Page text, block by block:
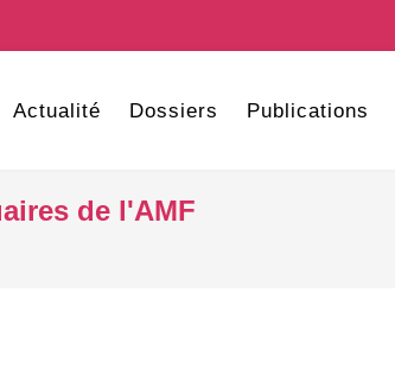
Actualité Dossiers Publications
de l'AMF